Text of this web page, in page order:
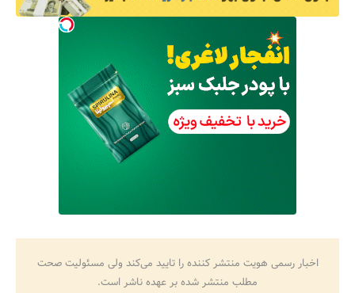
اخبار رسمی هویت منتشر کننده را تایید می‌کند ولی مسئولیت صحت
مطلب منتشر شده بر عهده ناشر است.